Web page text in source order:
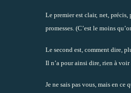
Le premier est clair, net,
promesses. (C’est le moins
Le second est, comment dire,
Il n’a pour ainsi dire, rien à voir
Je ne sais pas vous, mais en